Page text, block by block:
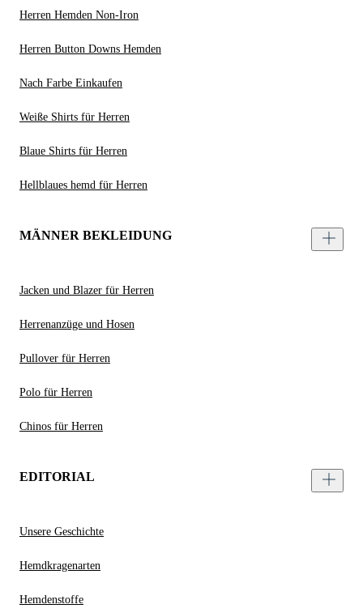
Herren Hemden Non-Iron
Herren Button Downs Hemden
Nach Farbe Einkaufen
Weiße Shirts für Herren
Blaue Shirts für Herren
Hellblaues hemd für Herren
MÄNNER BEKLEIDUNG
Jacken und Blazer für Herren
Herrenanzüge und Hosen
Pullover für Herren
Polo für Herren
Chinos für Herren
EDITORIAL
Unsere Geschichte
Hemdkragenarten
Hemdenstoffe